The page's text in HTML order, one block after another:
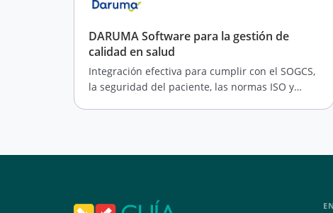
DARUMA Software para la gestión de
calidad en salud
Integración efectiva para cumplir con el SOGCS,
la seguridad del paciente, las normas ISO y